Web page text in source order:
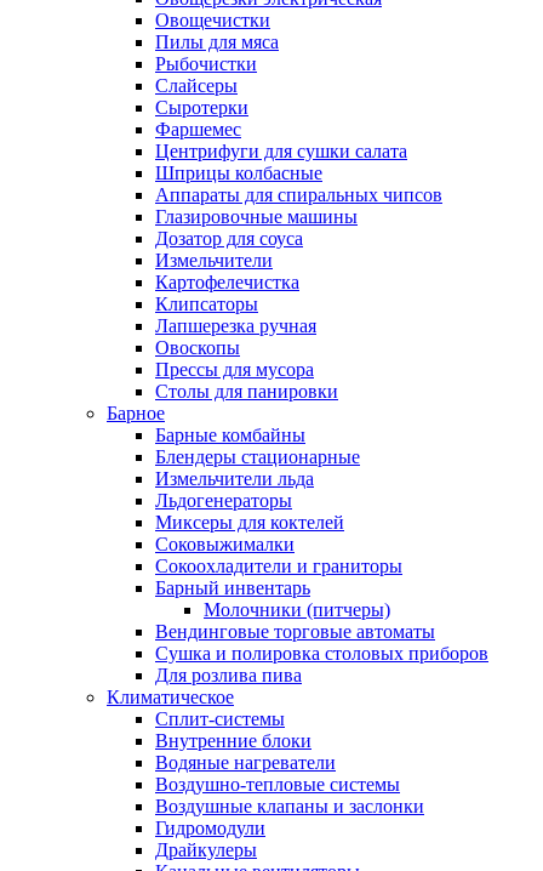
Овощечистки
Пилы для мяса
Рыбочистки
Слайсеры
Сыротерки
Фаршемес
Центрифуги для сушки салата
Шприцы колбасные
Аппараты для спиральных чипсов
Глазировочные машины
Дозатор для соуса
Измельчители
Картофелечистка
Клипсаторы
Лапшерезка ручная
Овоскопы
Прессы для мусора
Столы для панировки
Барное
Барные комбайны
Блендеры стационарные
Измельчители льда
Льдогенераторы
Миксеры для коктелей
Соковыжималки
Сокоохладители и граниторы
Барный инвентарь
Молочники (питчеры)
Вендинговые торговые автоматы
Сушка и полировка столовых приборов
Для розлива пива
Климатическое
Сплит-системы
Внутренние блоки
Водяные нагреватели
Воздушно-тепловые системы
Воздушные клапаны и заслонки
Гидромодули
Драйкулеры